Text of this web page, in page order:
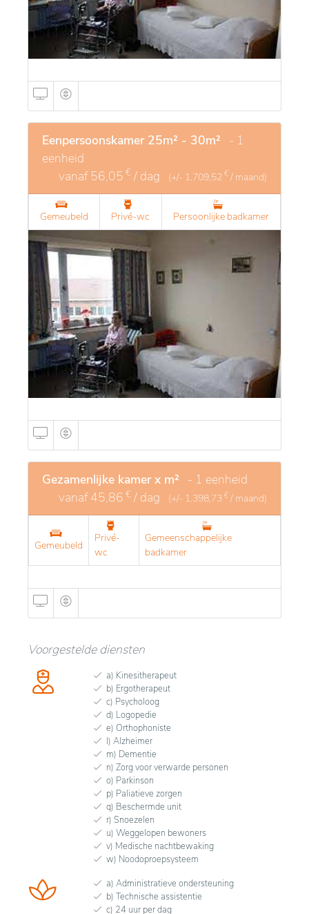
Eenpersoonskamer 25m² - 30m² - 1
eenheid
vanaf 56,05 € / dag (+/- 1.709,52 € / maand)
Gemeubeld Privé-wc Persoonlijke badkamer
Gezamenlijke kamer x m² - 1 eenheid
vanaf45,86 € / dag (+/- 1.398,73 € / maand)
Gemeubeld
Privé-
wc
Gemeenschappelijke
badkamer
Voorgestelde diensten
a) Kinesitherapeut
b) Ergotherapeut
c) Psycholoog
d) Logopedie
e) Orthophoniste
l) Alzheimer
m) Dementie
n) Zorg voor verwarde personen
o) Parkinson
p) Paliatieve zorgen
q) Beschermde unit
r) Snoezelen
u) Weggelopen bewoners
v) Medische nachtbewaking
w) Noodoproepsysteem
a) Administratieve ondersteuning
b) Technische assistentie
c) 24 uur per dag